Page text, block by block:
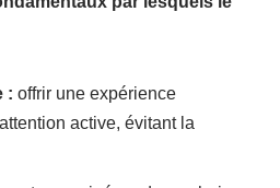
: offrir une expérience
active, évitant la